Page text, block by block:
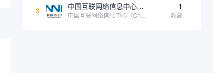
3 中国互联网络信息中心（CNNIC） 1
收藏